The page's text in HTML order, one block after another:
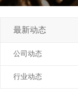
最新动态
公司动态
行业动态